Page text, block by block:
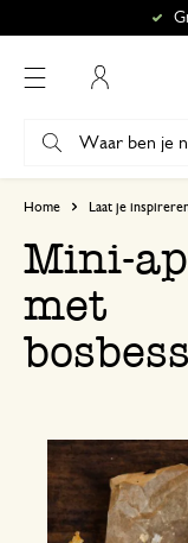
Home Laat je
Mini-
met